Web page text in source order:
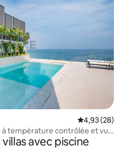
Évaluation
4,93 (28)
à température contrôlée et vue
avec piscine